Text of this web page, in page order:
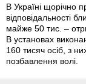
В Україні щорічно
відповідальності
майже 50 тис. –
В установах
160 тисяч осіб, з
позбавлення волі.